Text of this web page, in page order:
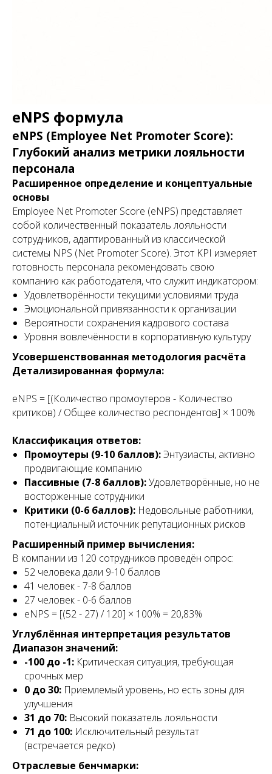
eNPS формула
eNPS (Employee Net Promoter Score):
Глубокий анализ метрики лояльности
персонала
Расширенное определение и концептуальные
основы
Employee Net Promoter Score (eNPS) представляет
собой количественный показатель лояльности
сотрудников, адаптированный из классической
системы NPS (Net Promoter Score). Этот KPI измеряет
готовность персонала рекомендовать свою
компанию как работодателя, что служит индикатором:
Удовлетворённости текущими условиями труда
Эмоциональной привязанности к организации
Вероятности сохранения кадрового состава
Уровня вовлечённости в корпоративную культуру
Усовершенствованная методология расчёта
Детализированная формула:
eNPS = [(Количество промоутеров - Количество
критиков) / Общее количество респондентов] × 100%
Классификация ответов:
Промоутеры (9-10 баллов):Энтузиасты, активно
продвигающие компанию
Пассивные (7-8 баллов):Удовлетворённые, но не
восторженные сотрудники
Критики (0-6 баллов): Недовольные работники,
потенциальный источник репутационных рисков
Расширенный пример вычисления:
В компании из 120 сотрудников проведён опрос:
52 человека дали 9-10 баллов
41 человек - 7-8 баллов
27 человек - 0-6 баллов
eNPS = [(52 - 27) / 120] × 100% = 20,83%
Углублённая интерпретация результатов
Диапазон значений:
-100 до -1: Критическая ситуация, требующая
срочных мер
0 до 30: Приемлемый уровень, но есть зоны для
улучшения
31 до 70: Высокий показатель лояльности
71 до 100: Исключительный результат
(встречается редко)
Отраслевые бенчмарки: